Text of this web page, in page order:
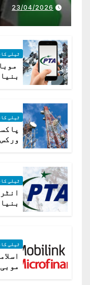
23/04/2026
ٹیلی
ٹیلی
ورکس
ٹیلی
ٹیلی